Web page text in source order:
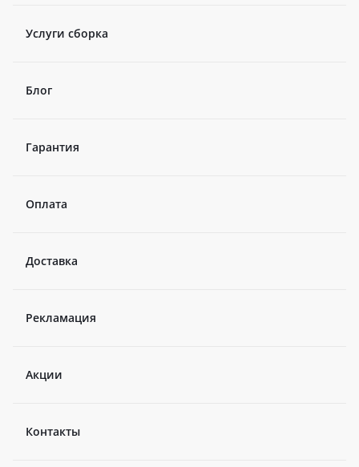
Услуги сборка
Блог
Гарантия
Оплата
Доставка
Рекламация
Акции
Контакты